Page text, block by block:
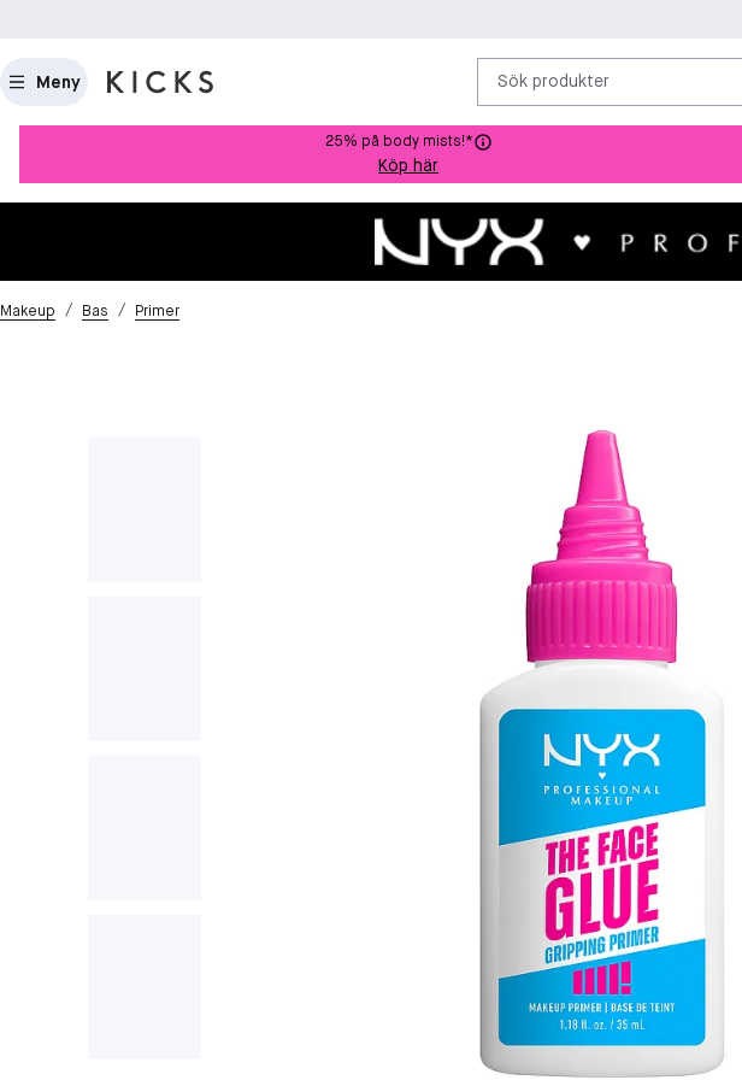
Meny Sök produkter
25% på body mists!*
Köp här
Makeup / Bas / Primer